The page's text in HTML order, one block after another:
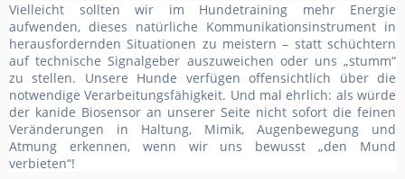
Vielleicht sollten wir im Hundetraining mehr Energie
aufwenden, dieses natürliche Kommunikationsinstrument in
herausfordernden Situationen zu meistern – statt schüchtern
auf technische Signalgeber auszuweichen oder uns „stumm“
zu stellen. Unsere Hunde verfügen offensichtlich über die
notwendige Verarbeitungsfähigkeit. Und mal ehrlich: als würde
der kanide Biosensor an unserer Seite nicht sofort die feinen
Veränderungen in Haltung, Mimik, Augenbewegung und
Atmung erkennen, wenn wir uns bewusst „den Mund
verbieten“!